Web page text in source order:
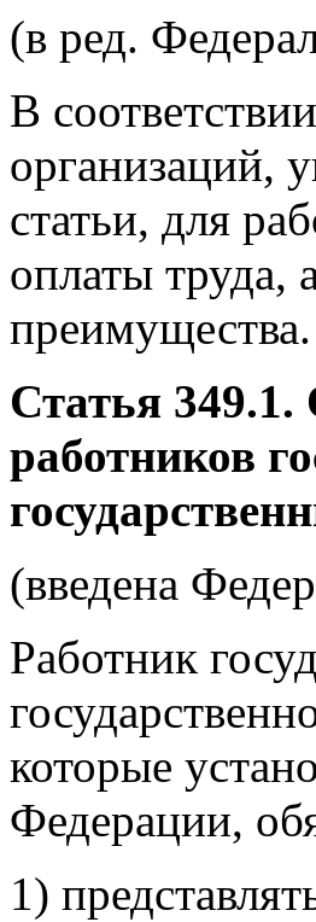
(в ред.
В
организаций,
статьи, для
оплаты труда,
преимущества.
Статья 349.1.
работников
(введена
Работник
которые
Федерации,
1)